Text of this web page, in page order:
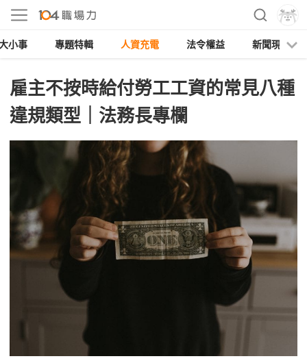
小事 專題特輯 人資充電 法令權益 新聞現場
雇主不按時給付勞工工資的常見八種
違規類型｜法務長專欄